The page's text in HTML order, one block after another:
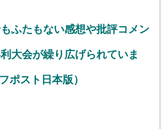
ふたもない感想や批評コメン
大会が繰り広げられていま
ポスト日本版）